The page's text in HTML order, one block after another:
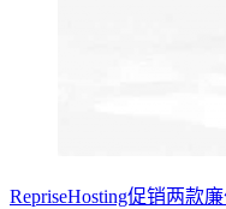
RepriseHosting促销两款